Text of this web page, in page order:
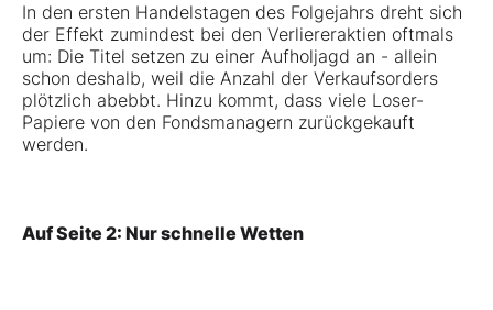
In den ersten Handelstagen des Folgejahrs dreht sich
der Effekt zumindest bei den Verliereraktien oftmals
um: Die Titel setzen zu einer Aufholjagd an - allein
schon deshalb, weil die Anzahl der Verkaufsorders
plötzlich abebbt. Hinzu kommt, dass viele Loser-
Papiere von den Fondsmanagern zurückgekauft
werden.
Auf Seite 2: Nur schnelle Wetten